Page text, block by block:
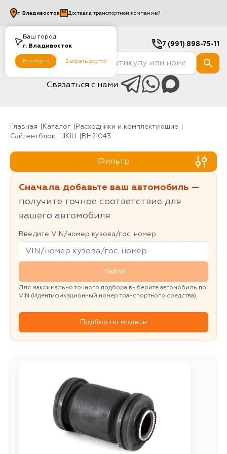
Ваш город
г. Владивосток
Все верно Выбрать другой
г. Владивосток Доставка транспортной компанией
7 (991) 898-75-11
Связаться с нами
Главная Каталог
Расходники и комплектующие
Сайлентблок
JIKIU BH21043
Фильтр
Сначала добавьте ваш автомобиль —
получите точное соответствие для
вашего автомобиля
Введите VIN/номер кузова/гос. номер
Найти
Для максимально точного подбора выберите автомобиль по
VIN (Идентификационный номер транспортного средства).
Подбор по модели